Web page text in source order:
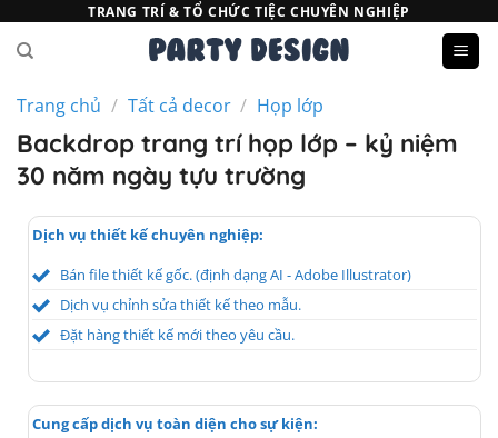
qua
dung
TRANG TRÍ & TỔ CHỨC TIỆC CHUYÊN NGHIỆP
Trang chủ / Tất cả decor / Họp lớp
Backdrop trang trí họp lớp – kỷ niệm
30 năm ngày tựu trường
Dịch vụ thiết kế chuyên nghiệp:
Bán file thiết kế gốc. (định dạng AI - Adobe Illustrator)
Dịch vụ chỉnh sửa thiết kế theo mẫu.
Đặt hàng thiết kế mới theo yêu cầu.
Cung cấp dịch vụ toàn diện cho sự kiện: